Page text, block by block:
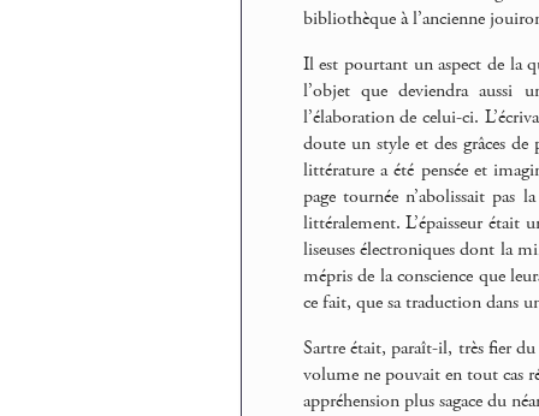
bibliothèque à l’ancienne
Il est pourtant un aspect de la
l’objet que deviendra aussi
l’élaboration de celui-ci.
doute un style et des grâces
littérature a été pensée et
page tournée n’abolissait pas
littéralement. L’épaisseur était
liseuses électroniques dont la
mépris de la conscience que
ce fait, que sa traduction dans
Sartre était, paraît-il, très fier
volume ne pouvait en tout cas
appréhension plus sagace du